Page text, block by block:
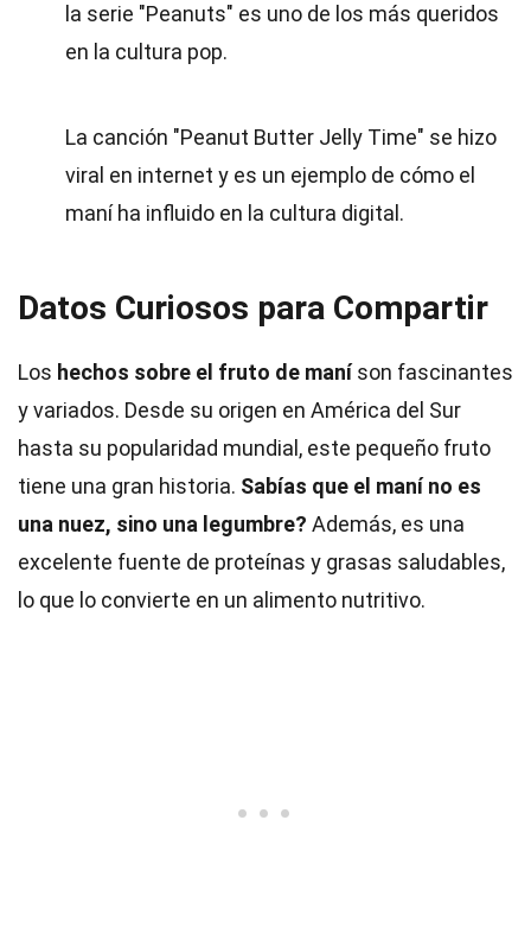
la serie "Peanuts" es uno de los más queridos
en la cultura pop.
La canción "Peanut Butter Jelly Time" se hizo
viral en internet y es un ejemplo de cómo el
maní ha influido en la cultura digital.
Datos Curiosos para Compartir
Los hechos sobre el fruto de maníson fascinantes
y variados. Desde su origen en América del Sur
hasta su popularidad mundial, este pequeño fruto
tiene una gran historia. Sabías que el maní no es
una nuez, sino una legumbre? Además, es una
excelente fuente de proteínas y grasas saludables,
lo que lo convierte en un alimento nutritivo.